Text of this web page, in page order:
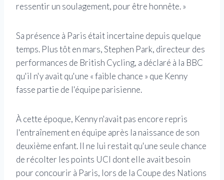
ressentir un soulagement, pour être honnête. »
Sa présence à Paris était incertaine depuis quelque
temps. Plus tôt en mars, Stephen Park, directeur des
performances de British Cycling, a déclaré à la BBC
qu'il n'y avait qu'une « faible chance » que Kenny
fasse partie de l'équipe parisienne.
À cette époque, Kenny n'avait pas encore repris
l'entraînement en équipe après la naissance de son
deuxième enfant. Il ne lui restait qu'une seule chance
de récolter les points UCI dont elle avait besoin
pour concourir à Paris, lors de la Coupe des Nations